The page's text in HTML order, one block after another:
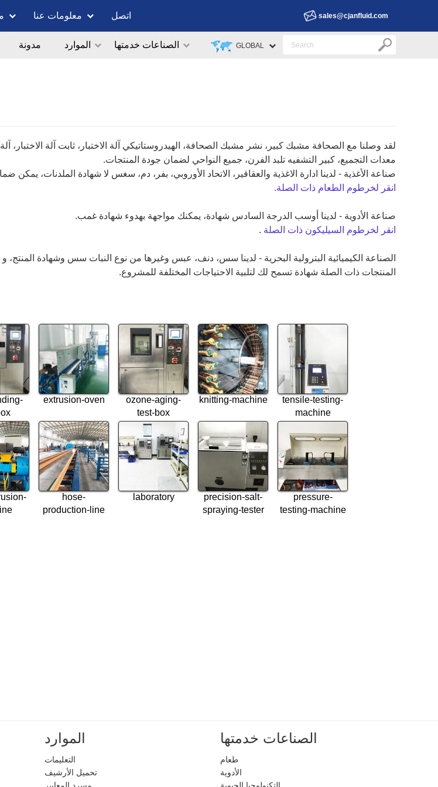
معلومات عنا اتصل sales@cjanfluid.com
GLOBAL مدونة الموارد الصناعات خدمتها
لقد وصلنا مع الصحافة مشبك كبير، نشر مشبك الصحافة، الهيدروستاتيكي آلة الاختبار، ثابت آلة الاختبار،
معدات التجميع، كبير التشفيه تلبد الفرن، جميع النواحي لضمان جودة المنتجات.
صناعة الأغذية - لدينا ادارة الاغذية والعقاقير، الاتحاد الأوروبي، بفر، دم، سغس لا شهادة الملدنات، يمكن
انقر لخرطوم الطعام ذات الصلة.
صناعة الأدوية - لدينا أوسب الدرجة السادس شهادة، يمكنك مواجهة بهدوء شهادة غمب.
انقر لخرطوم السيليكون ذات الصلة .
المنتجات ذات الصلة شهادة تسمح لك لتلبية الاحتياجات المختلفة للمشروع.
extrusion-oven
ozone-aging-
test-box
knitting-machine
tensile-testing-
machine
hose-
production-line
laboratory
precision-salt-
spraying-tester
pressure-
testing-machine
الموارد
التعليمات
تحميل الأرشيف
الصناعات خدمتها
طعام
الأدوية